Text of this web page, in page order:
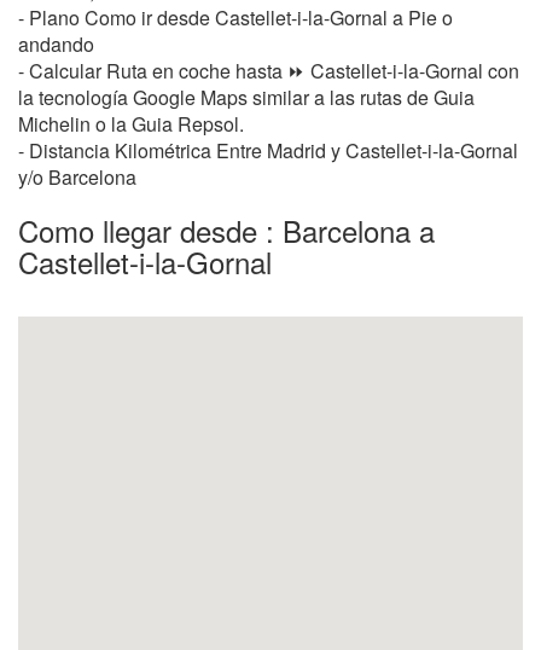
- Plano Como ir desde Castellet-i-la-Gornal a Pie o
andando
- Calcular Ruta en coche hasta ⏩ Castellet-i-la-Gornal con
la tecnología Google Maps similar a las rutas de Guia
Michelin o la Guia Repsol.
- Distancia Kilométrica Entre Madrid y Castellet-i-la-Gornal
y/o Barcelona
Como llegar desde : Barcelona a
Castellet-i-la-Gornal